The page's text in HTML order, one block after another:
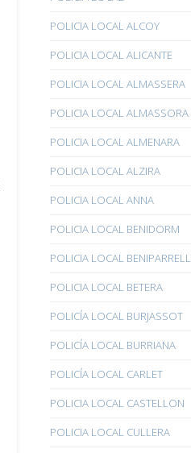
POLICIA LOCAL ALCOY
POLICIA LOCAL ALICANTE
POLICIA LOCAL ALMASSERA
POLICIA LOCAL ALMASSORA
POLICIA LOCAL ALMENARA
POLICIA LOCAL ALZIRA
POLICIA LOCAL ANNA
POLICIA LOCAL BENIDORM
POLICIA LOCAL BENIPARRELL
POLICIA LOCAL BETERA
POLICÍA LOCAL BURJASSOT
POLICÍA LOCAL BURRIANA
POLICÍA LOCAL CARLET
POLICIA LOCAL CASTELLON
POLICIA LOCAL CULLERA